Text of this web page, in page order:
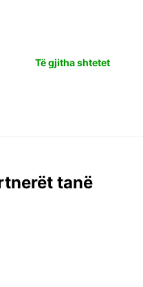
Të gjitha shtetet
tanë